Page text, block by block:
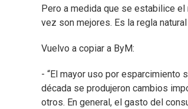
Pero a medida que se estabilice
vez son mejores. Es la regla
Vuelvo a copiar a ByM:
- “El mayor uso por esparcimiento
década se produjeron cambios
otros. En general, el gasto del